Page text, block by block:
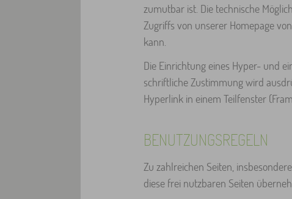
zumutbar ist. Die technische
Zugriffs von unserer Homepage
kann.
Die Einrichtung eines Hyper- und
schriftliche Zustimmung wird
Hyperlink in einem Teilfenster
BENUTZUNGSREGELN
Zu zahlreichen Seiten,
diese frei nutzbaren Seiten